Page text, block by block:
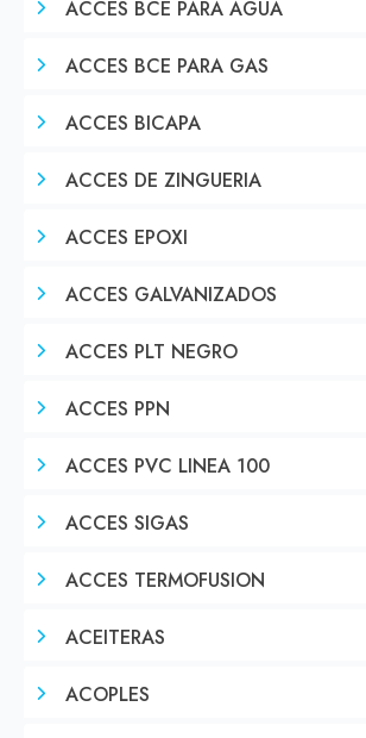
ACCES BCE PARA AGUA
ACCES BCE PARA GAS
ACCES BICAPA
ACCES DE ZINGUERIA
ACCES EPOXI
ACCES GALVANIZADOS
ACCES PLT NEGRO
ACCES PPN
ACCES PVC LINEA 100
ACCES SIGAS
ACCES TERMOFUSION
ACEITERAS
ACOPLES